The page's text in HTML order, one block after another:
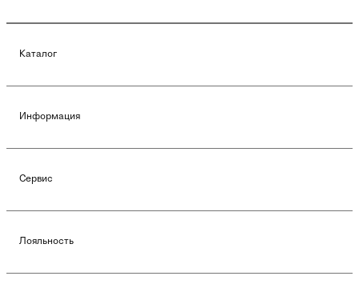
Каталог
Информация
Сервис
Лояльность